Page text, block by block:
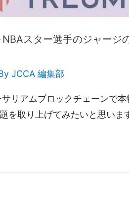
スター選手のジャージ
JCCA 編集部
リアムブロックチェーンで
を取り上げてみたいと思いま